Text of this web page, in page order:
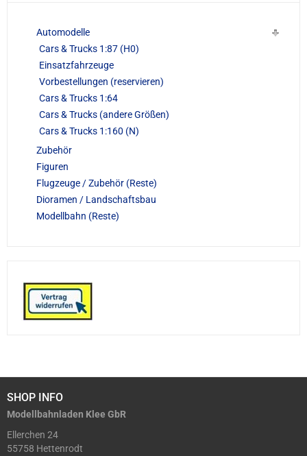
Automodelle
Cars & Trucks 1:87 (H0)
Einsatzfahrzeuge
Vorbestellungen (reservieren)
Cars & Trucks 1:64
Cars & Trucks (andere Größen)
Cars & Trucks 1:160 (N)
Zubehör
Figuren
Flugzeuge / Zubehör (Reste)
Dioramen / Landschaftsbau
Modellbahn (Reste)
SHOP INFO
Modellbahnladen Klee GbR
Ellerchen 24
55758 Hettenrodt